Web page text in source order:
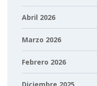
Abril 2026
Marzo 2026
Febrero 2026
Diciembre 2025